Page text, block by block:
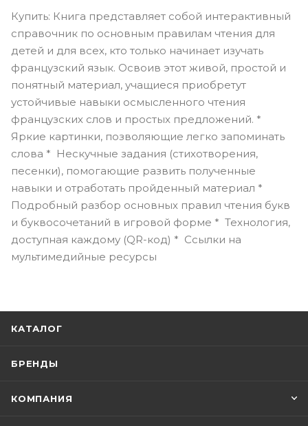
Купить: Книга представляет собой интерактивный
справочник по основным правилам чтения для
детей и для всех, кто только начинает изучать
французский язык. Освоив этот живой, простой и
понятный материал, учащиеся приобретут
устойчивые навыки осмысленного чтения
французских слов и простых предложений. *
Яркие картинки, позволяющие легко запоминать
слова * Нескучные задания (стихотворения,
песенки), помогающие развить полученные
навыки и отработать пройденный материал *
Подробный разбор основных правил чтения букв
и буквосочетаний в игровой форме * Технология,
доступная каждому (QR-код) * Ссылки на
мультимедийные ресурсы
КАТАЛОГ
БРЕНДЫ
КОМПАНИЯ